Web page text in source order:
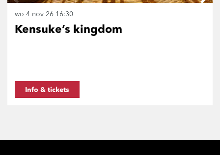
Kensuke’s kingdom
wo 4 nov 26 16:30
Info & tickets